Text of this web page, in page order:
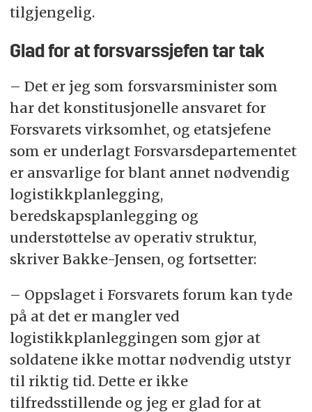
tilgjengelig.
Glad for at forsvarssjefen tar tak
– Det er jeg som forsvarsminister som
har det konstitusjonelle ansvaret for
Forsvarets virksomhet, og etatsjefene
som er underlagt Forsvarsdepartementet
er ansvarlige for blant annet nødvendig
logistikkplanlegging,
beredskapsplanlegging og
understøttelse av operativ struktur,
skriver Bakke-Jensen, og fortsetter:
– Oppslaget i Forsvarets forum kan tyde
på at det er mangler ved
logistikkplanleggingen som gjør at
soldatene ikke mottar nødvendig utstyr
til riktig tid. Dette er ikke
tilfredsstillende og jeg er glad for at